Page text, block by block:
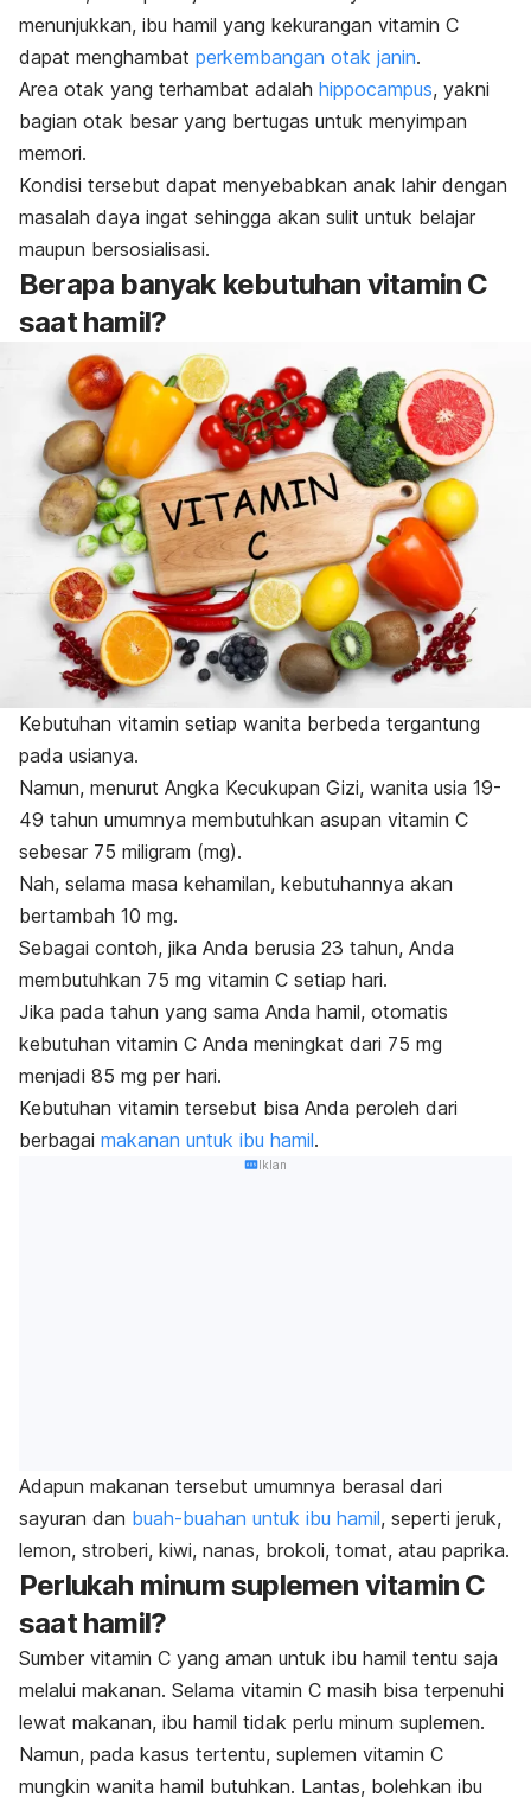
menunjukkan, ibu hamil yang kekurangan vitamin C
dapat menghambat perkembangan otak janin.
Area otak yang terhambat adalah hippocampus, yakni
bagian otak besar yang bertugas untuk menyimpan
memori.
Kondisi tersebut dapat menyebabkan anak lahir dengan
masalah daya ingat sehingga akan sulit untuk belajar
maupun bersosialisasi.
Berapa banyak kebutuhan vitamin C
saat hamil?
Kebutuhan vitamin setiap wanita berbeda tergantung
pada usianya.
Namun, menurut Angka Kecukupan Gizi, wanita usia 19-
49 tahun umumnya membutuhkan asupan vitamin C
sebesar 75 miligram (mg).
Nah, selama masa kehamilan, kebutuhannya akan
bertambah 10 mg.
Sebagai contoh, jika Anda berusia 23 tahun, Anda
membutuhkan 75 mg vitamin C setiap hari.
Jika pada tahun yang sama Anda hamil, otomatis
kebutuhan vitamin C Anda meningkat dari 75 mg
menjadi 85 mg per hari.
Kebutuhan vitamin tersebut bisa Anda peroleh dari
berbagai makanan untuk ibu hamil.
Iklan
Adapun makanan tersebut umumnya berasal dari
sayuran dan buah-buahan untuk ibu hamil, seperti jeruk,
lemon, stroberi, kiwi, nanas, brokoli, tomat, atau paprika.
Perlukah minum suplemen vitamin C
saat hamil?
Sumber vitamin C yang aman untuk ibu hamil tentu saja
melalui makanan. Selama vitamin C masih bisa terpenuhi
lewat makanan, ibu hamil tidak perlu minum suplemen.
Namun, pada kasus tertentu, suplemen vitamin C
mungkin wanita hamil butuhkan. Lantas, bolehkan ibu